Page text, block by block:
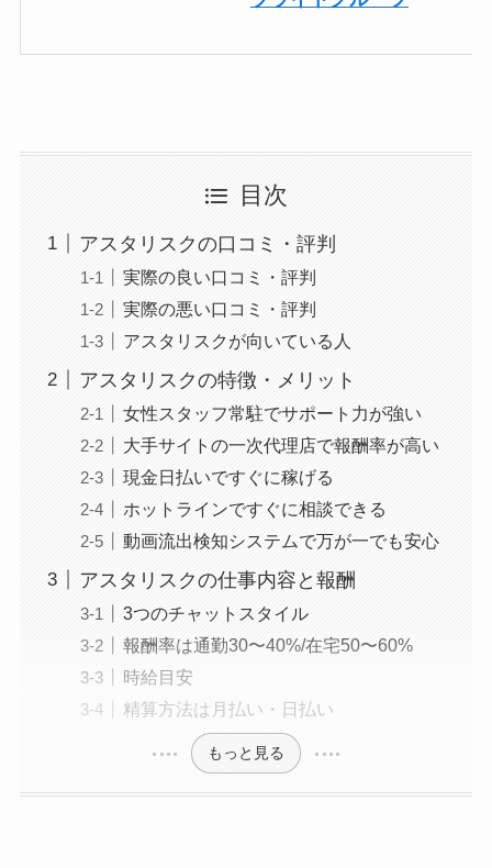
目次
アスタリスクの口コミ・評判
実際の良い口コミ・評判
実際の悪い口コミ・評判
アスタリスクが向いている人
アスタリスクの特徴・メリット
女性スタッフ常駐でサポート力が強い
大手サイトの一次代理店で報酬率が高い
現金日払いですぐに稼げる
ホットラインですぐに相談できる
動画流出検知システムで万が一でも安心
アスタリスクの仕事内容と報酬
3つのチャットスタイル
報酬率は通勤30〜40%/在宅50〜60%
時給目安
精算方法は月払い・日払い
もっと見る